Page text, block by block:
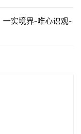
一实境界-唯心识观-